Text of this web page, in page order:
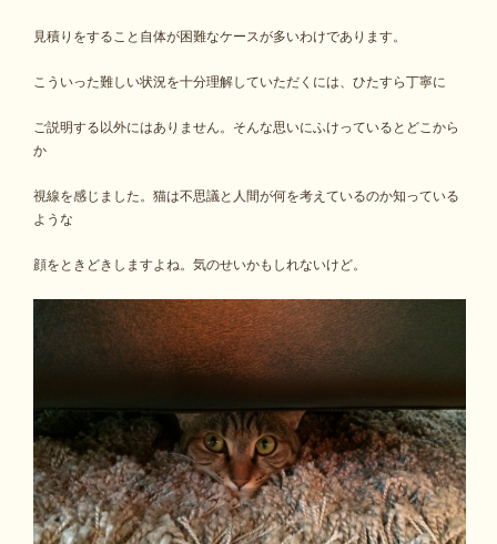
見積りをすること自体が困難なケースが多いわけであります。
こういった難しい状況を十分理解していただくには、ひたすら丁寧に
ご説明する以外にはありません。そんな思いにふけっているとどこから
か
視線を感じました。猫は不思議と人間が何を考えているのか知っている
ような
顔をときどきしますよね。気のせいかもしれないけど。